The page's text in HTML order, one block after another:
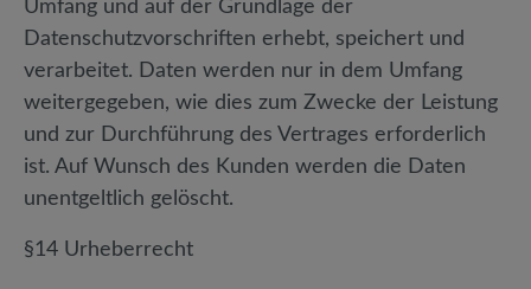
Umfang und auf der Grundlage der
Datenschutzvorschriften erhebt, speichert und
verarbeitet. Daten werden nur in dem Umfang
weitergegeben, wie dies zum Zwecke der Leistung
und zur Durchführung des Vertrages erforderlich
ist. Auf Wunsch des Kunden werden die Daten
unentgeltlich gelöscht.
§14 Urheberrecht